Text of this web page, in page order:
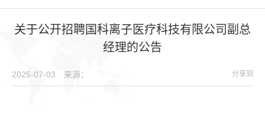
关于公开招聘国科离子医疗科技有限公司副总
经理的公告
2025-07-03 来源： 分享到